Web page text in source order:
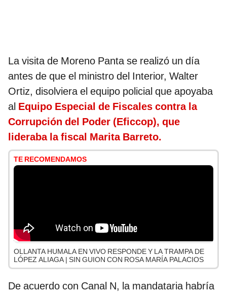
La visita de Moreno Panta se realizó un día
antes de que el ministro del Interior, Walter
Ortiz, disolviera el equipo policial que apoyaba
al Equipo Especial de Fiscales contra la
Corrupción del Poder (Eficcop), que
lideraba la fiscal Marita Barreto.
TE RECOMENDAMOS
OLLANTA HUMALA EN VIVO RESPONDE Y LA TRAMPA DE
LÓPEZ ALIAGA | SIN GUION CON ROSA MARÍA PALACIOS
De acuerdo con Canal N, la mandataria habría